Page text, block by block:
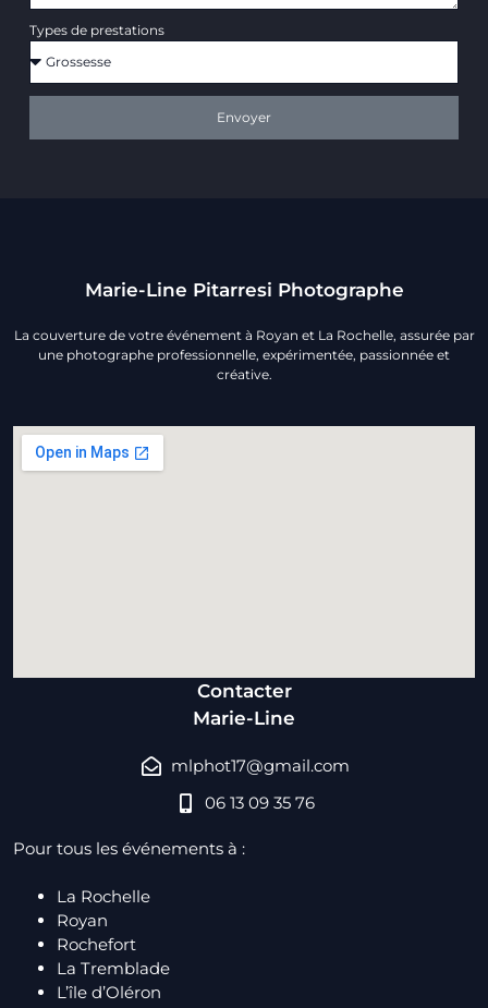
Types de prestations
Envoyer
Marie-Line Pitarresi Photographe
La couverture de votre événement à Royan et La Rochelle, assurée par
une photographe professionnelle, expérimentée, passionnée et
créative.
Contacter
Marie-Line
mlphot17@gmail.com
06 13 09 35 76
Pour tous les événements à :
La Rochelle
Royan
Rochefort
La Tremblade
L’île d’Oléron